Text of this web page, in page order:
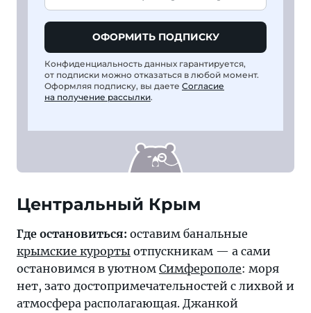
ОФОРМИТЬ ПОДПИСКУ
Конфиденциальность данных гарантируется,
от подписки можно отказаться в любой момент.
Оформляя подписку, вы даете Согласие
на получение рассылки.
Центральный Крым
Где остановиться: оставим банальные
крымские курорты отпускникам — а сами
остановимся в уютном Симферополе: моря
нет, зато достопримечательностей с лихвой и
атмосфера располагающая. Джанкой